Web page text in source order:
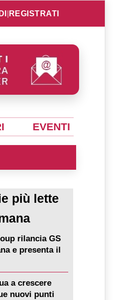
REGISTRATI
EVENTI
più lette
rilancia GS
e presenta il
a crescere
nuovi punti